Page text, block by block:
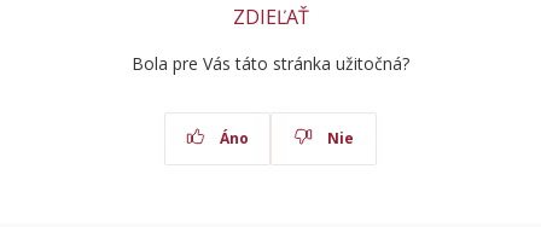
ZDIEĽAŤ
Bola pre Vás táto stránka užitočná?
Áno Nie